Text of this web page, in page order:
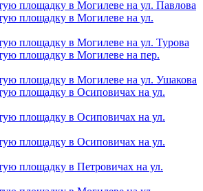
площадку в Могилеве на ул. Павлова
площадку в Могилеве на ул.
площадку в Могилеве на ул. Турова
площадку в Могилеве на пер.
площадку в Могилеве на ул. Ушакова
площадку в Осиповичах на ул.
площадку в Осиповичах на ул.
площадку в Осиповичах на ул.
площадку в Петровичах на ул.